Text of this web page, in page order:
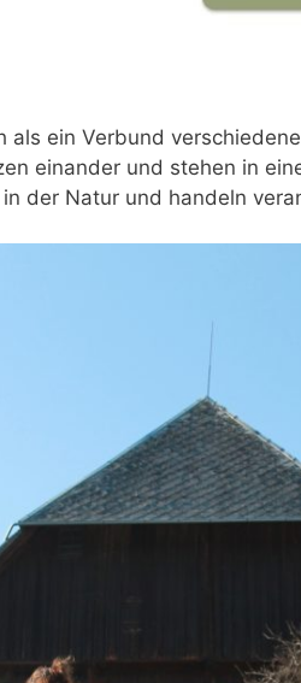
als ein Verbund
einander und stehen in
der Natur und handeln